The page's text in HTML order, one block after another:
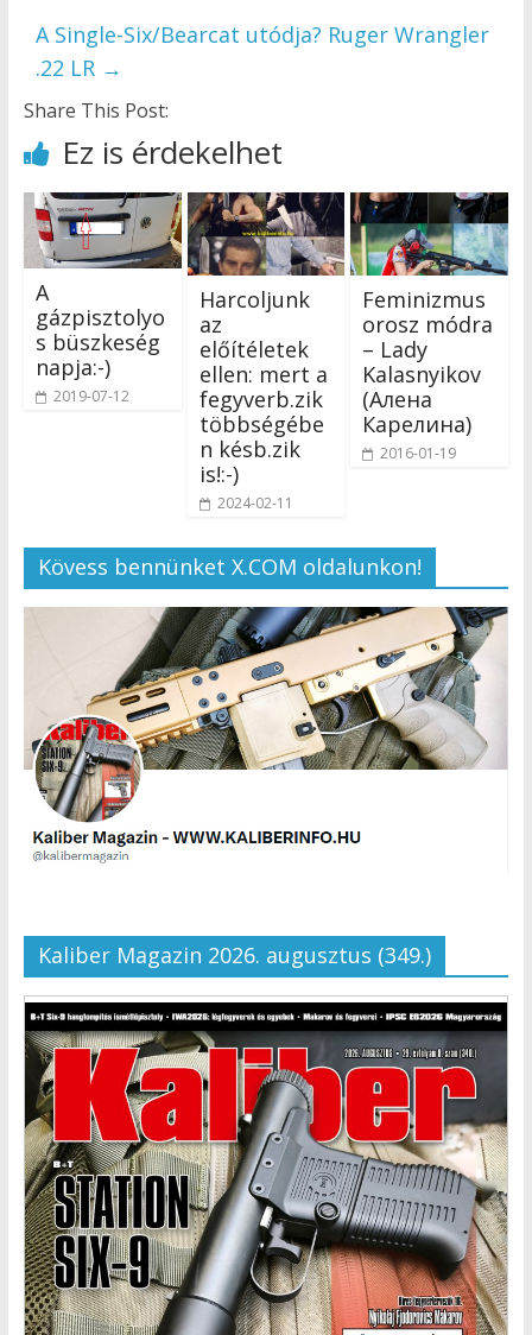
A Single-Six/Bearcat utódja? Ruger Wrangler
.22 LR →
Share This Post:
Ez is érdekelhet
A
gázpisztolyo
s büszkeség
napja:-)
2019-07-12
Harcoljunk
az
előítéletek
ellen: mert a
fegyverb.zik
többségébe
n késb.zik
is!:-)
2024-02-11
Feminizmus
orosz módra
– Lady
Kalasnyikov
(Алена
Карелина)
2016-01-19
Kövess bennünket X.COM oldalunkon!
Kaliber Magazin 2026. augusztus (349.)